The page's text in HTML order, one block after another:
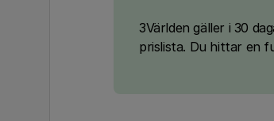
3Världen gäller i 30
prislista. Du hittar en